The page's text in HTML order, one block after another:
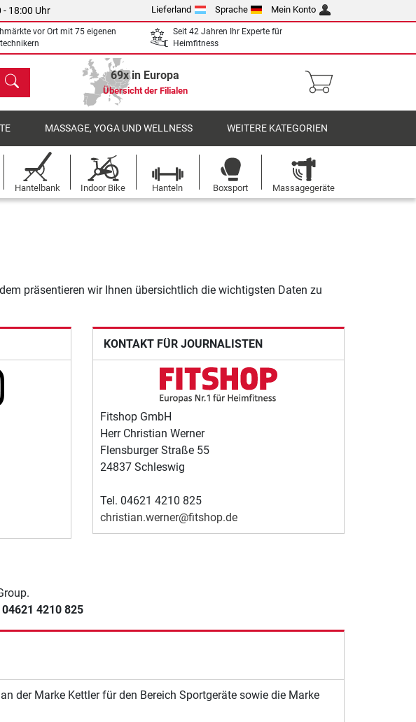
- 18:00 Uhr Lieferland Sprache Mein Konto
vor Ort mit 75 eigenen
Seit 42 Jahren Ihr Experte für
Heimfitness
Suchen 69x in Europa
Übersicht der Filialen
MASSAGE, YOGA UND WELLNESS WEITERE KATEGORIEN
Hantelbank Indoor Bike Hanteln Boxsport Massagegeräte
präsentieren wir Ihnen übersichtlich die wichtigsten Daten zu
KONTAKT FÜR JOURNALISTEN
Fitshop GmbH
Herr Christian Werner
Flensburger Straße 55
24837 Schleswig
Tel. 04621 4210 825
christian.werner@fitshop.de
4210 825
der Marke Kettler für den Bereich Sportgeräte sowie die Marke